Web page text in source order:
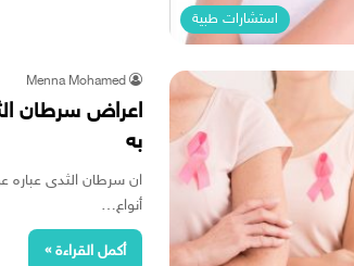
استشارات طبية
Menna Mohamed
اعراض سرطان
به
ان سرطان الثدى عباره
أنواع…
أكمل القراءة »